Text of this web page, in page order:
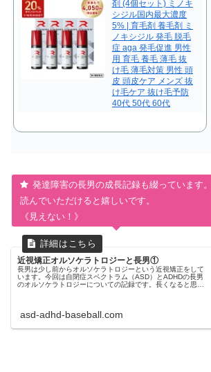
剤 (4個セット) ミノキ
シジル国内最大濃度
5% | 育毛剤 養毛剤 ミ
ノキシジル 発毛 脱毛
症 aga 発毛促進 男性
用 育毛 養毛 薄毛 抜
け毛 薄毛対策 男性 頭
皮 頭皮ケア メンズ 抜
け毛ケア 抜け毛予防
40代 50代 60代
発達障害の長男の成長記録も綴っています。
読んでいただけると嬉しいです。
《見えない！》
近視矯正オルソケラトロジーと長男①
長男は少し前からオルソケラトロジーという近視矯正をして
います。今回は自閉症スペクトラム（ASD）とADHDの長男
のオルソケラトロジーについての記録です。長くなると思う
asd-adhd-baseball.com